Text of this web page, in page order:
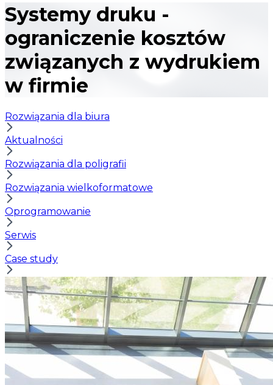
Systemy druku -
ograniczenie kosztów
związanych z wydrukiem
w firmie
Rozwiązania dla biura
Aktualności
Rozwiązania dla poligrafii
Rozwiązania wielkoformatowe
Oprogramowanie
Serwis
Case study